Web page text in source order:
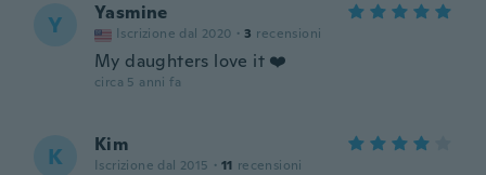
Y Yasmine
Iscrizione dal 2020 · 3 recensioni
My daughters love it ❤️
circa 5 anni fa
K Kim
Iscrizione dal 2015 · 11 recensioni